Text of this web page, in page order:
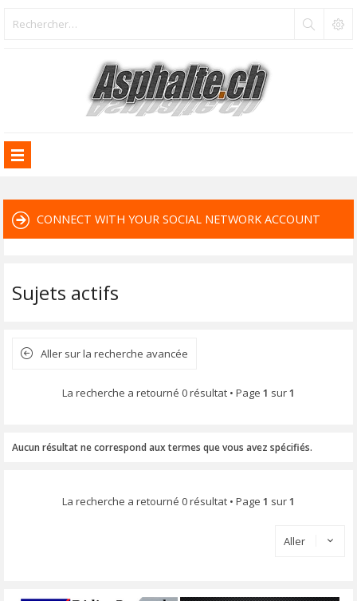
CONNECT WITH YOUR SOCIAL NETWORK ACCOUNT
Sujets actifs
Aller sur la recherche avancée
La recherche a retourné 0 résultat • Page 1 sur1
Aucun résultat ne correspond aux termes que vous avez spécifiés.
La recherche a retourné 0 résultat • Page 1 sur1
Aller